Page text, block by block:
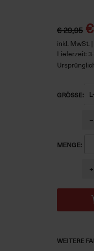
€ 29,95
inkl. MwSt. |
Lieferzeit:
GRÖSSE:
MENGE:
−
+
WEITERE